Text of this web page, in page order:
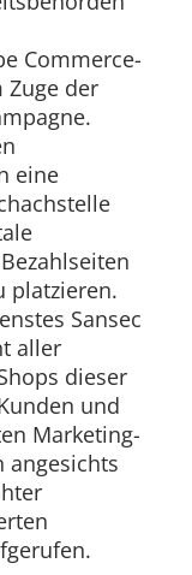
Commerce-
der
eine
platzieren.
Sansec
aller
dieser
und
Marketing-
angesichts